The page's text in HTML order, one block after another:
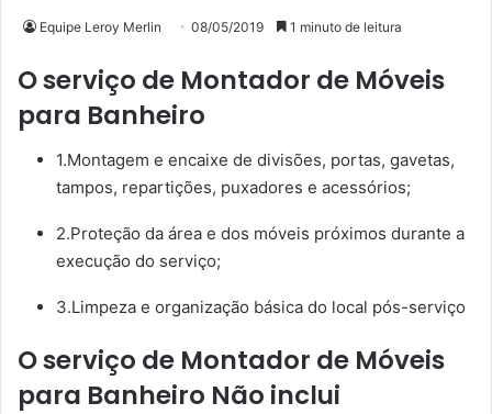
Equipe Leroy Merlin 08/05/2019 1 minuto de leitura
O serviço de Montador de Móveis
para Banheiro
1.Montagem e encaixe de divisões, portas, gavetas,
tampos, repartições, puxadores e acessórios;
2.Proteção da área e dos móveis próximos durante a
execução do serviço;
3.Limpeza e organização básica do local pós-serviço
O serviço de Montador de Móveis
para Banheiro Não inclui